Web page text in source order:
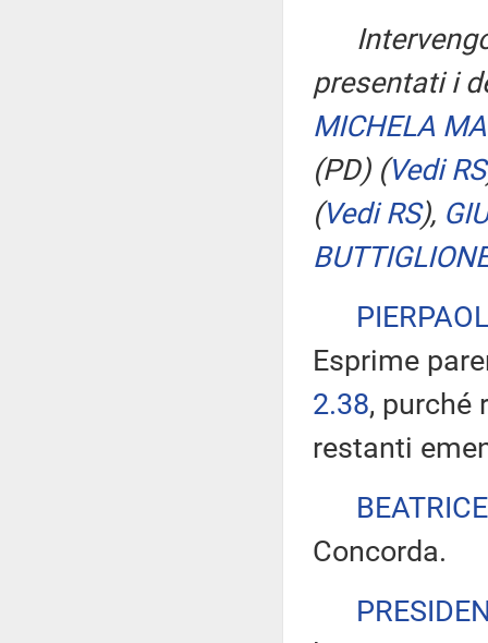
presentati i
MICHELA
(PD) (Vedi RS
(Vedi RS),
Esprime
2.38, purché
restanti
Concorda.